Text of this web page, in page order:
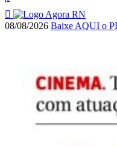
08/08/2026 Baixe AQUI o